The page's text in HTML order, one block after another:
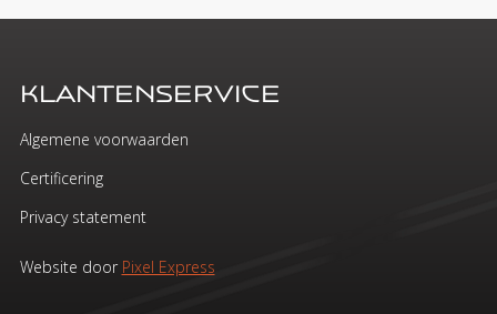
Klantenservice
Algemene voorwaarden
Certificering
Privacy statement
Website door Pixel Express